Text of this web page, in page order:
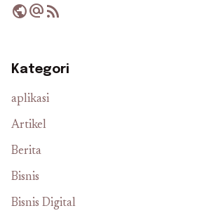
publicalternate_emailrss_feed
Kategori
aplikasi
Artikel
Berita
Bisnis
Bisnis Digital